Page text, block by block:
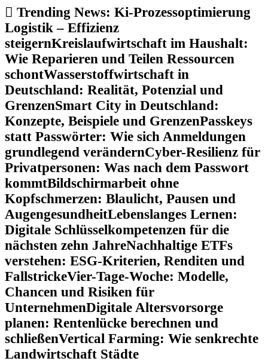
Zum
Inhalt
springen
Trending News: Ki-Prozessoptimierung
Logistik – Effizienz
steigernKreislaufwirtschaft im Haushalt:
Wie Reparieren und Teilen Ressourcen
schontWasserstoffwirtschaft in
Deutschland: Realität, Potenzial und
GrenzenSmart City in Deutschland:
Konzepte, Beispiele und GrenzenPasskeys
statt Passwörter: Wie sich Anmeldungen
grundlegend verändernCyber-Resilienz für
Privatpersonen: Was nach dem Passwort
kommtBildschirmarbeit ohne
Kopfschmerzen: Blaulicht, Pausen und
AugengesundheitLebenslanges Lernen:
Digitale Schlüsselkompetenzen für die
nächsten zehn JahreNachhaltige ETFs
verstehen: ESG-Kriterien, Renditen und
FallstrickeVier-Tage-Woche: Modelle,
Chancen und Risiken für
UnternehmenDigitale Altersvorsorge
planen: Rentenlücke berechnen und
schließenVertical Farming: Wie senkrechte
Landwirtschaft Städte